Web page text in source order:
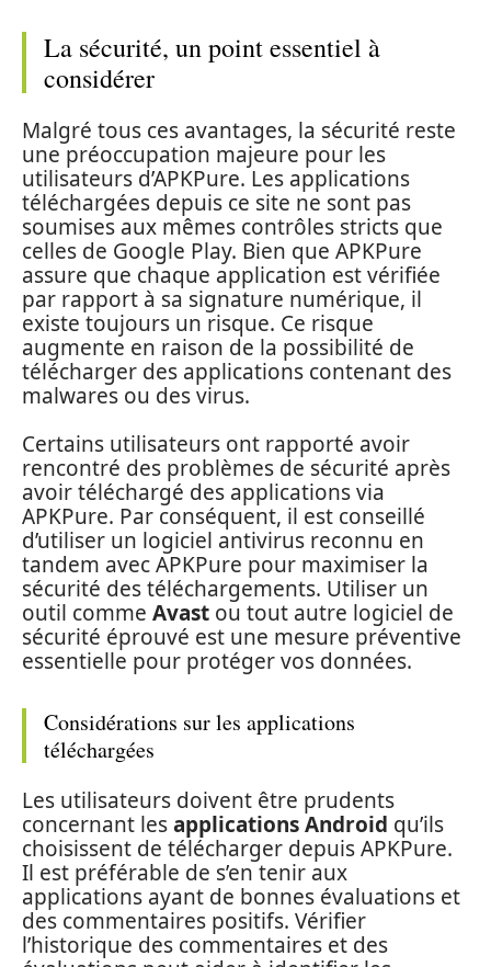
La sécurité, un point essentiel à
considérer
Malgré tous ces avantages, la sécurité reste
une préoccupation majeure pour les
utilisateurs d’APKPure. Les applications
téléchargées depuis ce site ne sont pas
soumises aux mêmes contrôles stricts que
celles de Google Play. Bien que APKPure
assure que chaque application est vérifiée
par rapport à sa signature numérique, il
existe toujours un risque. Ce risque
augmente en raison de la possibilité de
télécharger des applications contenant des
malwares ou des virus.
Certains utilisateurs ont rapporté avoir
rencontré des problèmes de sécurité après
avoir téléchargé des applications via
APKPure. Par conséquent, il est conseillé
d’utiliser un logiciel antivirus reconnu en
tandem avec APKPure pour maximiser la
sécurité des téléchargements. Utiliser un
outil comme Avast ou tout autre logiciel de
sécurité éprouvé est une mesure préventive
essentielle pour protéger vos données.
Considérations sur les applications
téléchargées
Les utilisateurs doivent être prudents
concernant lesapplications Android qu’ils
choisissent de télécharger depuis APKPure.
Il est préférable de s’en tenir aux
applications ayant de bonnes évaluations et
des commentaires positifs. Vérifier
l’historique des commentaires et des